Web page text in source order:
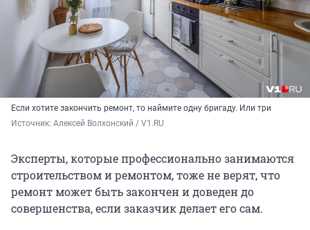
Если хотите закончить ремонт, то наймите одну бригаду. Или три
Источник: Алексей Волхонский / V1.RU
Эксперты, которые профессионально занимаются
строительством и ремонтом, тоже не верят, что
ремонт может быть закончен и доведен до
совершенства, если заказчик делает его сам.